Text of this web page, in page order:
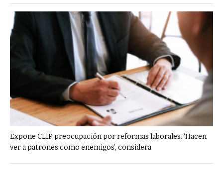
Expone CLIP preocupación por reformas laborales. ‘Hacen
ver a patrones como enemigos’, considera